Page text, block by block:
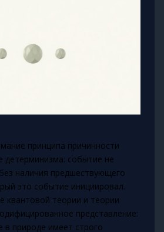
принципа причинности
детерминизма: событие не
наличия предшествующего
это событие инициировал.
квантовой теории и теории
представление:
в природе имеет строго